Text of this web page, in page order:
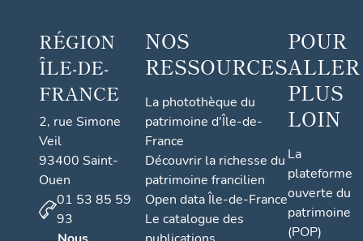
RÉGION
ÎLE-DE-
FRANCE
2, rue Simone
Veil
93400 Saint-
Ouen
01 53 85 59
93
NOS
RESSOURCES
La photothèque du
patrimoine d'Île-de-
France
Découvrir la richesse du
patrimoine francilien
Open data Île-de-France
Le catalogue des
POUR
ALLER
PLUS
LOIN
La
plateforme
ouverte du
patrimoine
(POP)